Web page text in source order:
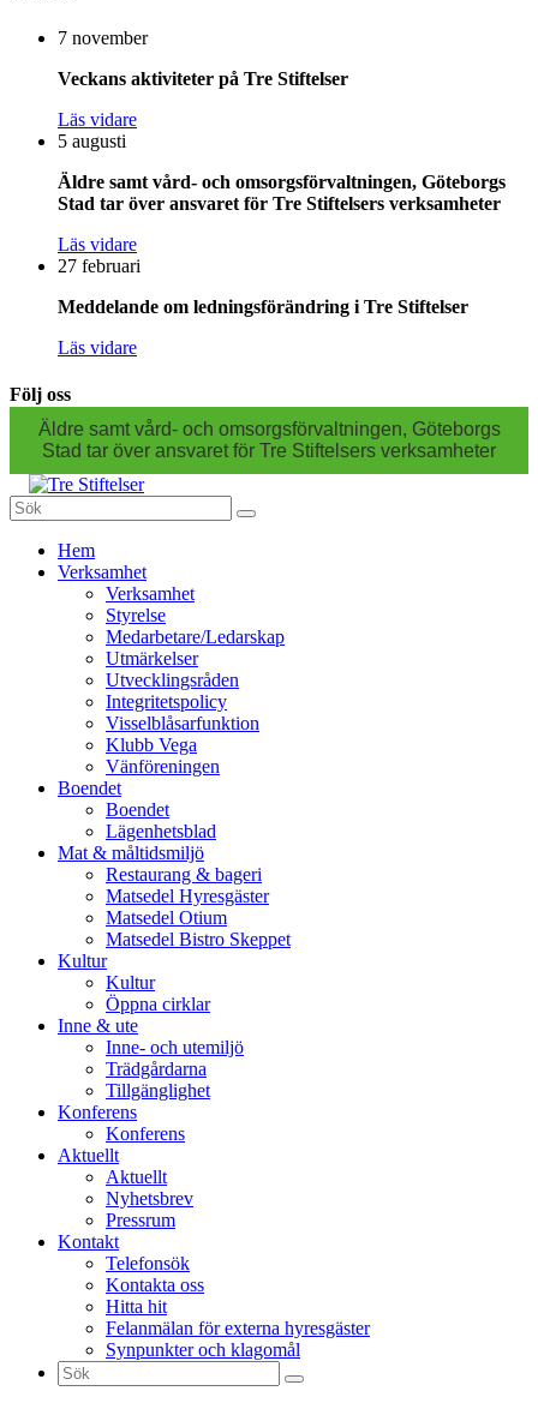
7 november
Veckans aktiviteter på Tre Stiftelser
Läs vidare
5 augusti
Äldre samt vård- och omsorgsförvaltningen, Göteborgs
Stad tar över ansvaret för Tre Stiftelsers verksamheter
Läs vidare
27 februari
Meddelande om ledningsförändring i Tre Stiftelser
Läs vidare
Följ oss
Äldre samt vård- och omsorgsförvaltningen, Göteborgs
Stad tar över ansvaret för Tre Stiftelsers verksamheter
Sök
efter:
vidare
Hem
Verksamhet
Verksamhet
Styrelse
Medarbetare/Ledarskap
Utmärkelser
Utvecklingsråden
Integritetspolicy
Visselblåsarfunktion
Klubb Vega
Vänföreningen
Boendet
Boendet
Lägenhetsblad
Mat & måltidsmiljö
Restaurang & bageri
Matsedel Hyresgäster
Matsedel Otium
Matsedel Bistro Skeppet
Kultur
Kultur
Öppna cirklar
Inne & ute
Inne- och utemiljö
Trädgårdarna
Tillgänglighet
Konferens
Konferens
Aktuellt
Aktuellt
Nyhetsbrev
Pressrum
Kontakt
Telefonsök
Kontakta oss
Hitta hit
Felanmälan för externa hyresgäster
Synpunkter och klagomål
Sök
efter: